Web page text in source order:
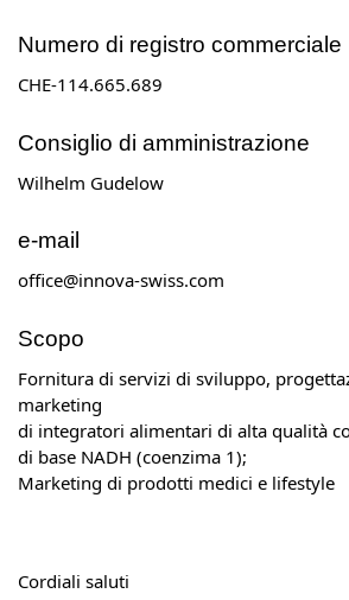
Numero di registro commerciale
CHE-114.665.689
Consiglio di amministrazione
Wilhelm Gudelow
e-mail
office@innova-swiss.com
Scopo
Fornitura di servizi di sviluppo,
marketing
di integratori alimentari di alta qualità
di base NADH (coenzima 1);
Marketing di prodotti medici e lifestyle
Cordiali saluti